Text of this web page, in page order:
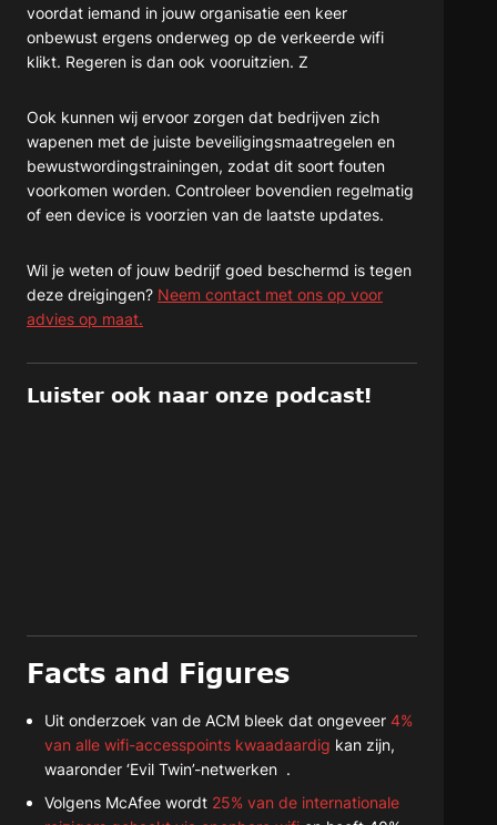
voordat iemand in jouw organisatie een keer
onbewust ergens onderweg op de verkeerde wifi
klikt. Regeren is dan ook vooruitzien. Z
Ook kunnen wij ervoor zorgen dat bedrijven zich
wapenen met de juiste beveiligingsmaatregelen en
bewustwordingstrainingen, zodat dit soort fouten
voorkomen worden. Controleer bovendien regelmatig
of een device is voorzien van de laatste updates.
Wil je weten of jouw bedrijf goed beschermd is tegen
deze dreigingen? Neem contact met ons op voor
advies op maat.
Luister ook naar onze podcast!
Facts and Figures
Uit onderzoek van de ACM bleek dat ongeveer 4%
van alle wifi-accesspoints kwaadaardig kan zijn,
waaronder ‘Evil Twin’-netwerken .
Volgens McAfee wordt 25% van de internationale